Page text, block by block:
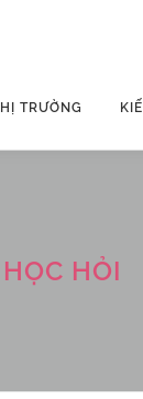
TRƯỜNG
HỎI